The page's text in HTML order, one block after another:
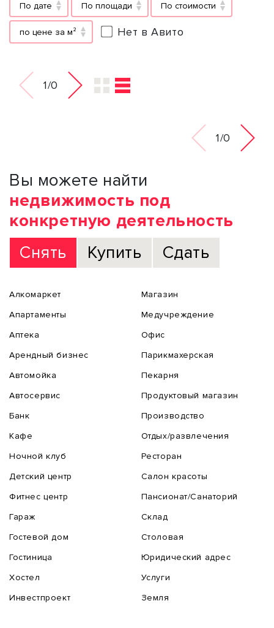
По дате По площади По стоимости
по цене за м² Нет в Авито
1/0
1/0
Вы можете найти
недвижимость под
конкретную деятельность
Снять
Купить Сдать
Алкомаркет
Апартаменты
Аптека
Арендный бизнес
Автомойка
Автосервис
Банк
Кафе
Ночной клуб
Детский центр
Фитнес центр
Гараж
Гостевой дом
Гостиница
Хостел
Инвестпроект
Магазин
Медучреждение
Офис
Парикмахерская
Пекарня
Продуктовый магазин
Производство
Отдых/развлечения
Ресторан
Салон красоты
Пансионат/Санаторий
Склад
Столовая
Юридический адрес
Услуги
Земля